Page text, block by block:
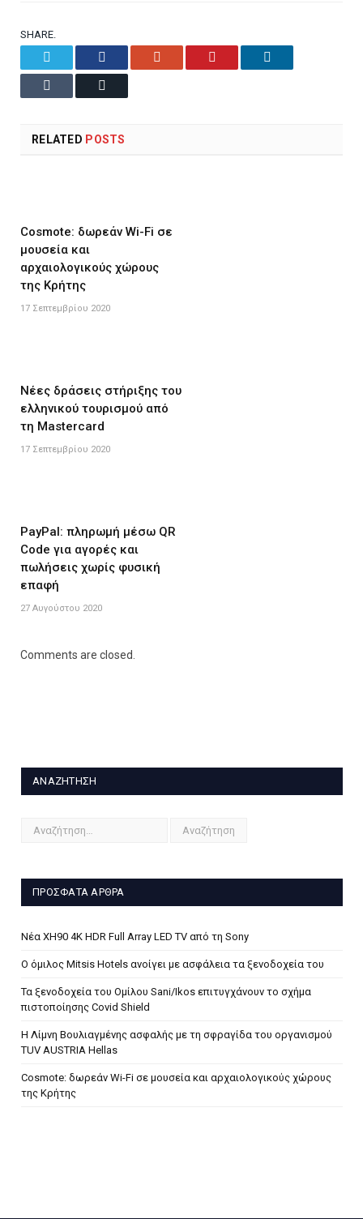
SHARE.
Facebook
RELATED POSTS
Cosmote: δωρεάν Wi-Fi σε
μουσεία και
αρχαιολογικούς χώρους
της Κρήτης
17 Σεπτεμβρίου 2020
Νέες δράσεις στήριξης του
ελληνικού τουρισμού από
τη Mastercard
17 Σεπτεμβρίου 2020
PayPal: πληρωμή μέσω QR
Code για αγορές και
πωλήσεις χωρίς φυσική
επαφή
27 Αυγούστου 2020
Comments are closed.
ΑΝΑΖΉΤΗΣΗ
ΠΡΌΣΦΑΤΑ ΆΡΘΡΑ
Νέα XH90 4K HDR Full Array LED TV από τη Sony
Ο όμιλος Mitsis Hotels ανοίγει με ασφάλεια τα ξενοδοχεία του
Τα ξενοδοχεία του Ομίλου Sani/Ikos επιτυγχάνουν το σχήμα
πιστοποίησης Covid Shield
H Λίμνη Βουλιαγμένης ασφαλής με τη σφραγίδα του οργανισμού
TUV AUSTRIA Hellas
Cosmote: δωρεάν Wi-Fi σε μουσεία και αρχαιολογικούς χώρους
της Κρήτης